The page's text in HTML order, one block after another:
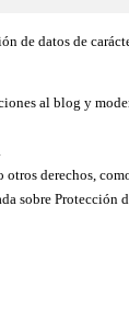
de datos de
al blog y
otros derechos,
sobre Protección